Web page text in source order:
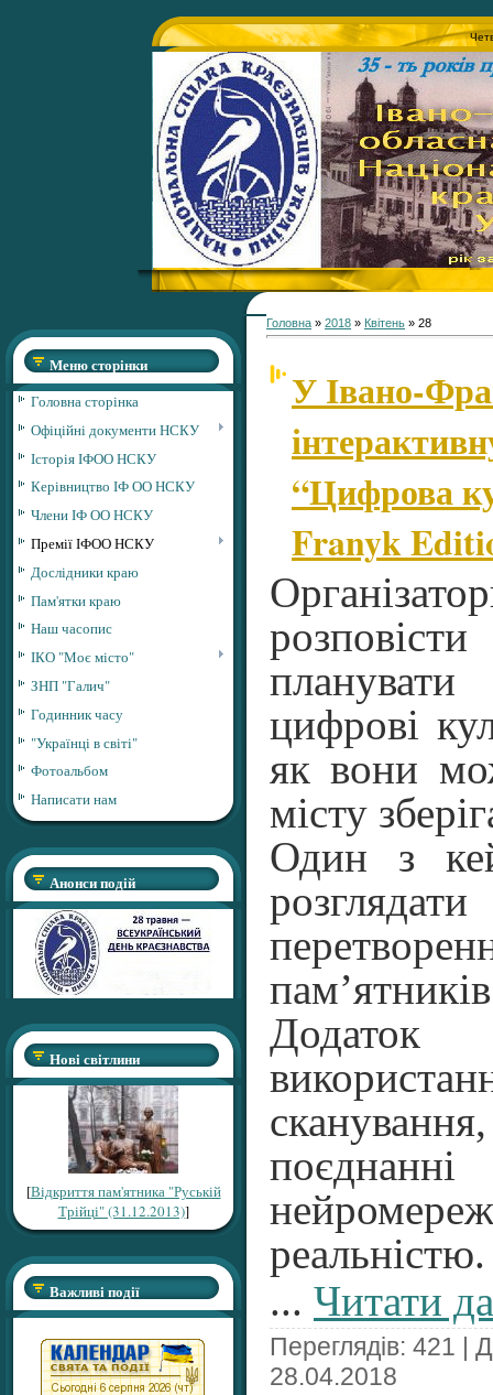
Меню сторінки
Головна сторінка
Офіційні документи НСКУ
Історія ІФОО НСКУ
Керівництво ІФ ОО НСКУ
Члени ІФ ОО НСКУ
Премії ІФОО НСКУ
Дослідники краю
Пам'ятки краю
Наш часопис
ІКО "Моє місто"
ЗНП "Галич"
Годинник часу
"Українці в світі"
Фотоальбом
Написати нам
Анонси подій
Нові світлини
[Відкриття пам'ятника "Руській
Трійці" (31.12.2013)]
Важливі події
Головна » 2018 » Квітень » 28
У Івано-
“Цифрова
Franyk
цифрові
як вони
місту
Один з
реальністю.
... Читати
Переглядів: 421 |
28.04.2018